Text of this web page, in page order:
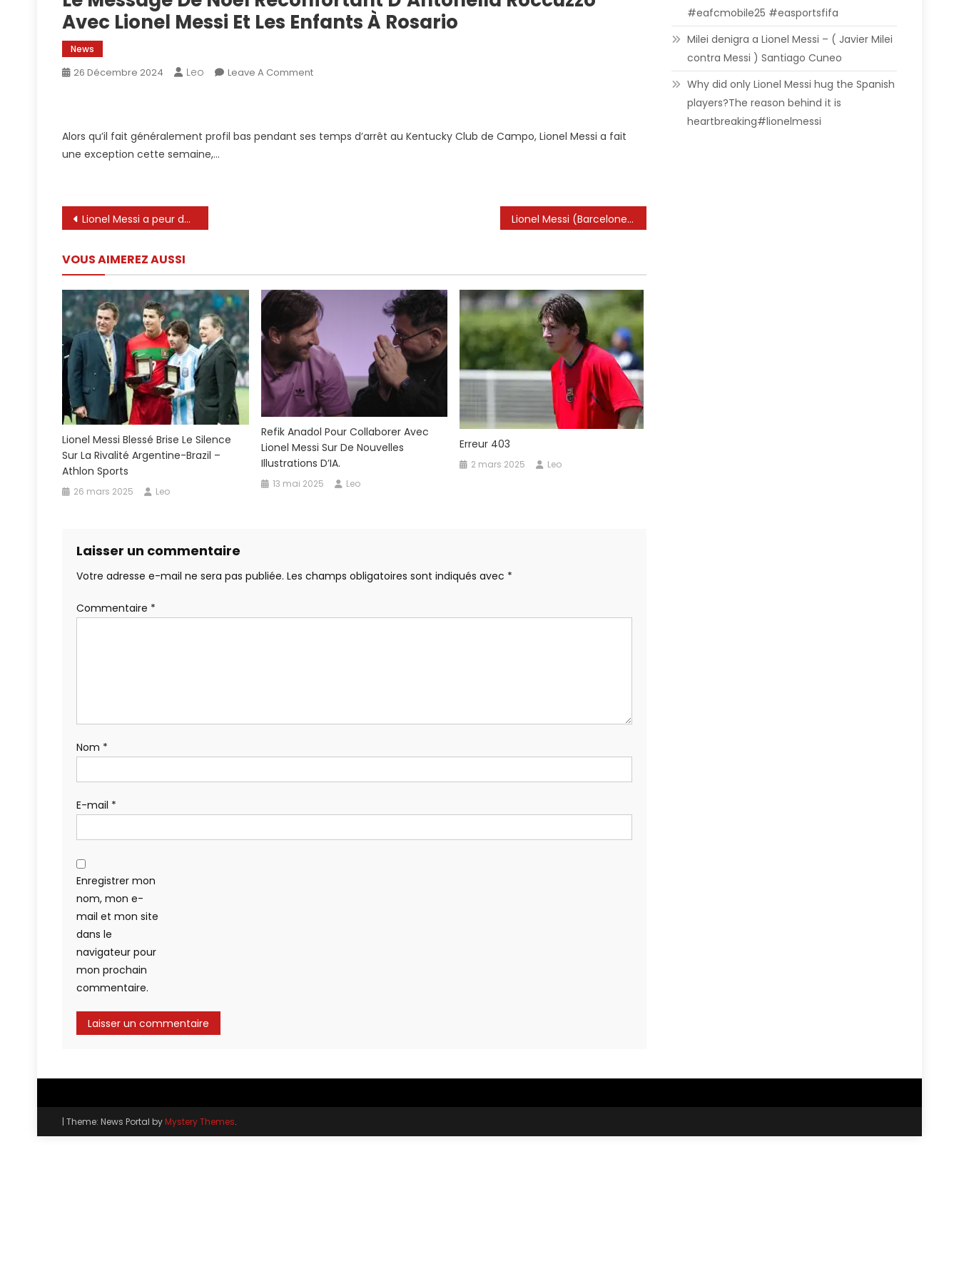
Avec Lionel Messi Et Les Enfants À Rosario
News
26 Décembre 2024 Leo Leave A CommentOn
Noël
À
Rosario
Alors qu’il fait généralement profil bas pendant ses temps d’arrêt au Kentucky Club de Campo, Lionel Messi a fait
une exception cette semaine,…
Navigation
l’article
Lionel Messi a peur de Tevez – Telegraph Lionel Messi (Barcelone) – El Baile de la Gambeta & Toco y Me Voy
VOUS AIMEREZ AUSSI
Lionel Messi Blessé Brise Le Silence
Sur La Rivalité Argentine-Brazil –
Athlon Sports
26 mars 2025 Leo
Refik Anadol Pour Collaborer Avec
Lionel Messi Sur De Nouvelles
Illustrations D’IA.
13 mai 2025 Leo
Erreur 403
2 mars 2025 Leo
Laisser un commentaire
Votre adresse e-mail ne sera pas publiée. Les champs obligatoires sont indiqués avec *
Commentaire *
Nom *
E-mail *
Enregistrer mon
nom, mon e-
mail et mon site
dans le
navigateur pour
mon prochain
commentaire.
#eafcmobile25 #easportsfifa
Milei denigra a Lionel Messi – ( Javier Milei
contra Messi ) Santiago Cuneo
Why did only Lionel Messi hug the Spanish
players?The reason behind it is
heartbreaking#lionelmessi
| Theme: News Portal byMystery Themes.